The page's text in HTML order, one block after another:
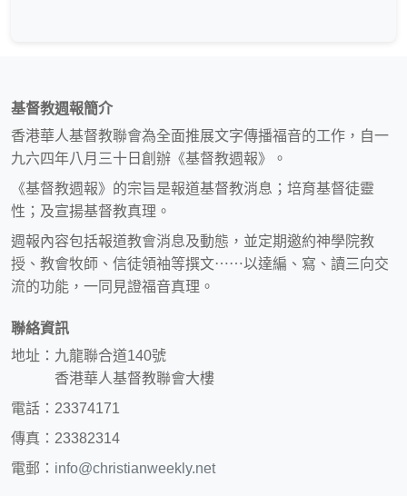
基督教週報簡介
香港華人基督教聯會為全面推展文字傳播福音的工作，自一
九六四年八月三十日創辦《基督教週報》。
《基督教週報》的宗旨是報道基督教消息；培育基督徒靈
性；及宣揚基督教真理。
週報內容包括報道教會消息及動態，並定期邀約神學院教
授、教會牧師、信徒領袖等撰文⋯⋯以達編、寫、讀三向交
流的功能，一同見證福音真理。
聯絡資訊
地址：九龍聯合道140號
香港華人基督教聯會大樓
電話：23374171
傳真：23382314
電郵： info@christianweekly.net